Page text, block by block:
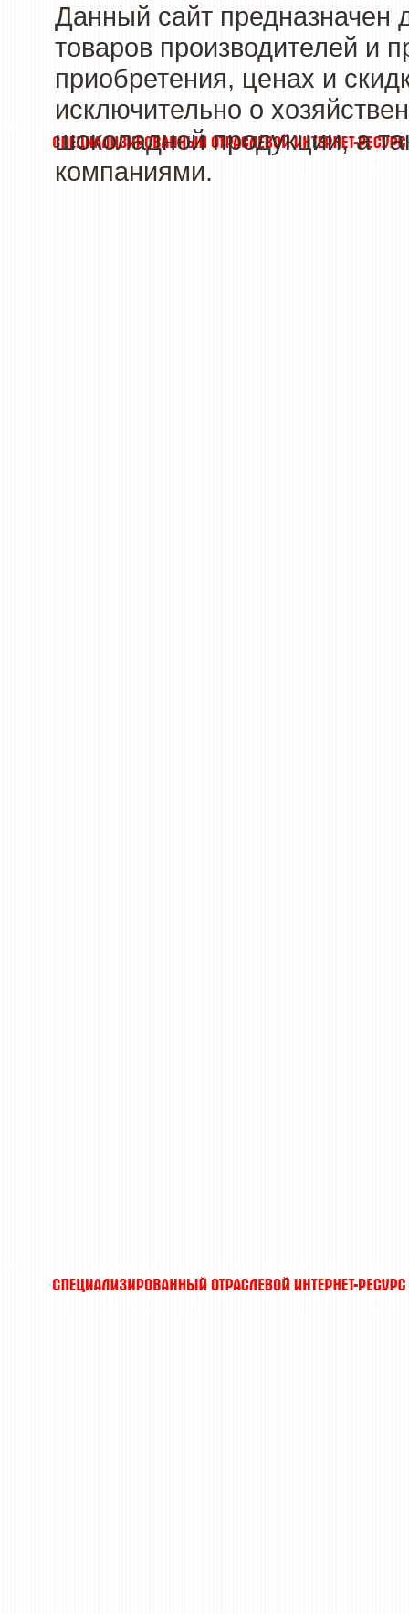
Данный сайт предназначен
товаров производителей и
приобретения, ценах и
исключительно о
шоколадной продукции, а
компаниями.